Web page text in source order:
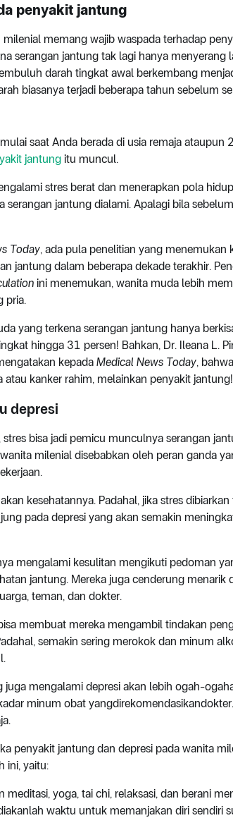
penyakit jantung
milenial memang wajib waspada terhadap
serangan jantung tak lagi hanya menyerang
darah tingkat awal berkembang
biasanya terjadi beberapa tahun sebelum
saat Anda berada di usia remaja ataupun
jantung itu muncul.
stres berat dan menerapkan pola
serangan jantung dialami. Apalagi bila
Today, ada pula penelitian yang menemukan
jantung dalam beberapa dekade terakhir.
ini menemukan, wanita muda lebih
pria.
yang terkena serangan jantung hanya
hingga 31 persen! Bahkan, Dr. Ileana L.
kepada Medical News Today,
kanker rahim, melainkan penyakit jantung!
depresi
bisa jadi pemicu munculnya serangan
milenial disebabkan oleh peran ganda
kesehatannya. Padahal, jika stres
pada depresi yang akan semakin
mengalami kesulitan mengikuti pedoman
jantung. Mereka juga cenderung menarik
teman, dan dokter.
membuat mereka mengambil tindakan
semakin sering merokok dan minum
mengalami depresi akan lebih ogah-
minum obat
penyakit jantung dan depresi pada wanita
ini, yaitu:
meditasi, yoga, tai chi, relaksasi, dan berani
waktu untuk memanjakan diri sendiri